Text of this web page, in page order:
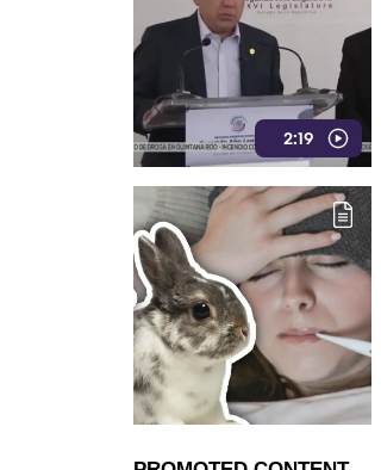
2:19